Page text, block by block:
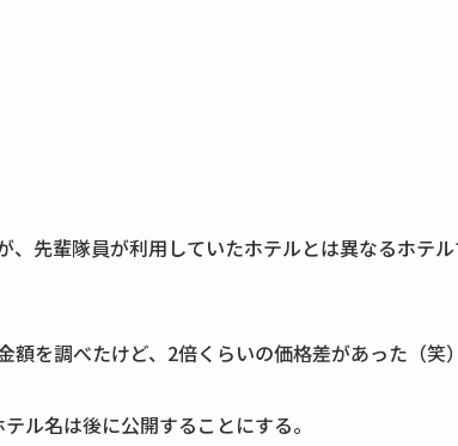
、先輩隊員が利用していたホテルとは異なるホテ
額を調べたけど、2倍くらいの価格差があった（笑
ル名は後に公開することにする。